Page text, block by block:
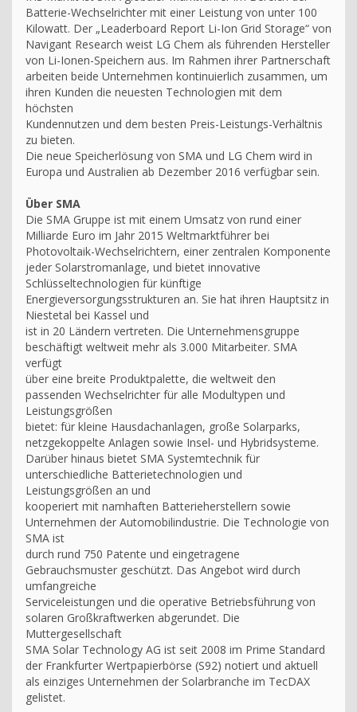
Batterie-Wechselrichter mit einer Leistung von unter 100
Kilowatt. Der „Leaderboard Report Li-Ion Grid Storage“ von
Navigant Research weist LG Chem als führenden Hersteller
von Li-Ionen-Speichern aus. Im Rahmen ihrer Partnerschaft
arbeiten beide Unternehmen kontinuierlich zusammen, um
ihren Kunden die neuesten Technologien mit dem
höchsten
Kundennutzen und dem besten Preis-Leistungs-Verhältnis
zu bieten.
Die neue Speicherlösung von SMA und LG Chem wird in
Europa und Australien ab Dezember 2016 verfügbar sein.
Über SMA
Die SMA Gruppe ist mit einem Umsatz von rund einer
Milliarde Euro im Jahr 2015 Weltmarktführer bei
Photovoltaik-Wechselrichtern, einer zentralen Komponente
jeder Solarstromanlage, und bietet innovative
Schlüsseltechnologien für künftige
Energieversorgungsstrukturen an. Sie hat ihren Hauptsitz in
Niestetal bei Kassel und
ist in 20 Ländern vertreten. Die Unternehmensgruppe
beschäftigt weltweit mehr als 3.000 Mitarbeiter. SMA
verfügt
über eine breite Produktpalette, die weltweit den
passenden Wechselrichter für alle Modultypen und
Leistungsgrößen
bietet: für kleine Hausdachanlagen, große Solarparks,
netzgekoppelte Anlagen sowie Insel- und Hybridsysteme.
Darüber hinaus bietet SMA Systemtechnik für
unterschiedliche Batterietechnologien und
Leistungsgrößen an und
kooperiert mit namhaften Batterieherstellern sowie
Unternehmen der Automobilindustrie. Die Technologie von
SMA ist
durch rund 750 Patente und eingetragene
Gebrauchsmuster geschützt. Das Angebot wird durch
umfangreiche
Serviceleistungen und die operative Betriebsführung von
solaren Großkraftwerken abgerundet. Die
Muttergesellschaft
SMA Solar Technology AG ist seit 2008 im Prime Standard
der Frankfurter Wertpapierbörse (S92) notiert und aktuell
als einziges Unternehmen der Solarbranche im TecDAX
gelistet.